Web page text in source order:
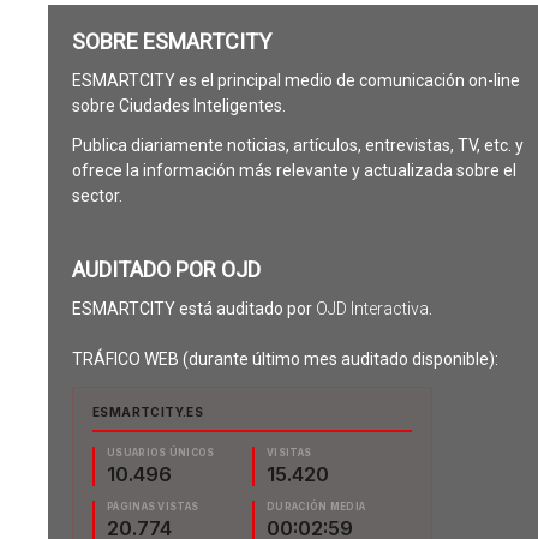
SOBRE ESMARTCITY
ESMARTCITY es el principal medio de comunicación on-line
sobre Ciudades Inteligentes.
Publica diariamente noticias, artículos, entrevistas, TV, etc. y
ofrece la información más relevante y actualizada sobre el
sector.
AUDITADO POR OJD
ESMARTCITY está auditado por OJD Interactiva
TRÁFICO WEB (durante último mes auditado disponible):